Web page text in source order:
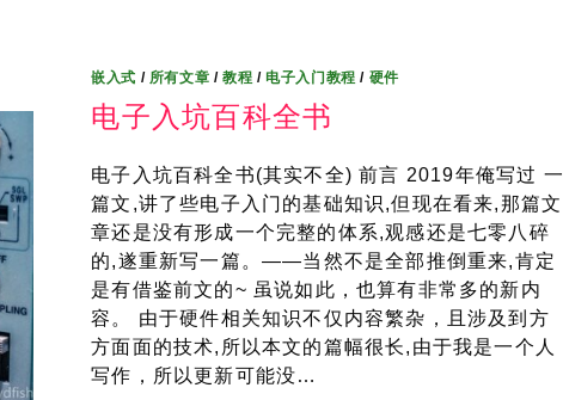
嵌入式 / 所有文章 /教程 / 电子入门教程 / 硬件
电子入坑百科全书
电子入坑百科全书(其实不全) 前言 2019年俺写过 一
篇文,讲了些电子入门的基础知识,但现在看来,那篇文
章还是没有形成一个完整的体系,观感还是七零八碎
的,遂重新写一篇。——当然不是全部推倒重来,肯定
是有借鉴前文的~ 虽说如此，也算有非常多的新内
容。 由于硬件相关知识不仅内容繁杂，且涉及到方
方面面的技术,所以本文的篇幅很长,由于我是一个人
写作，所以更新可能没…